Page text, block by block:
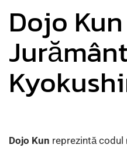
Dojo
Dojo Kun reprezintă